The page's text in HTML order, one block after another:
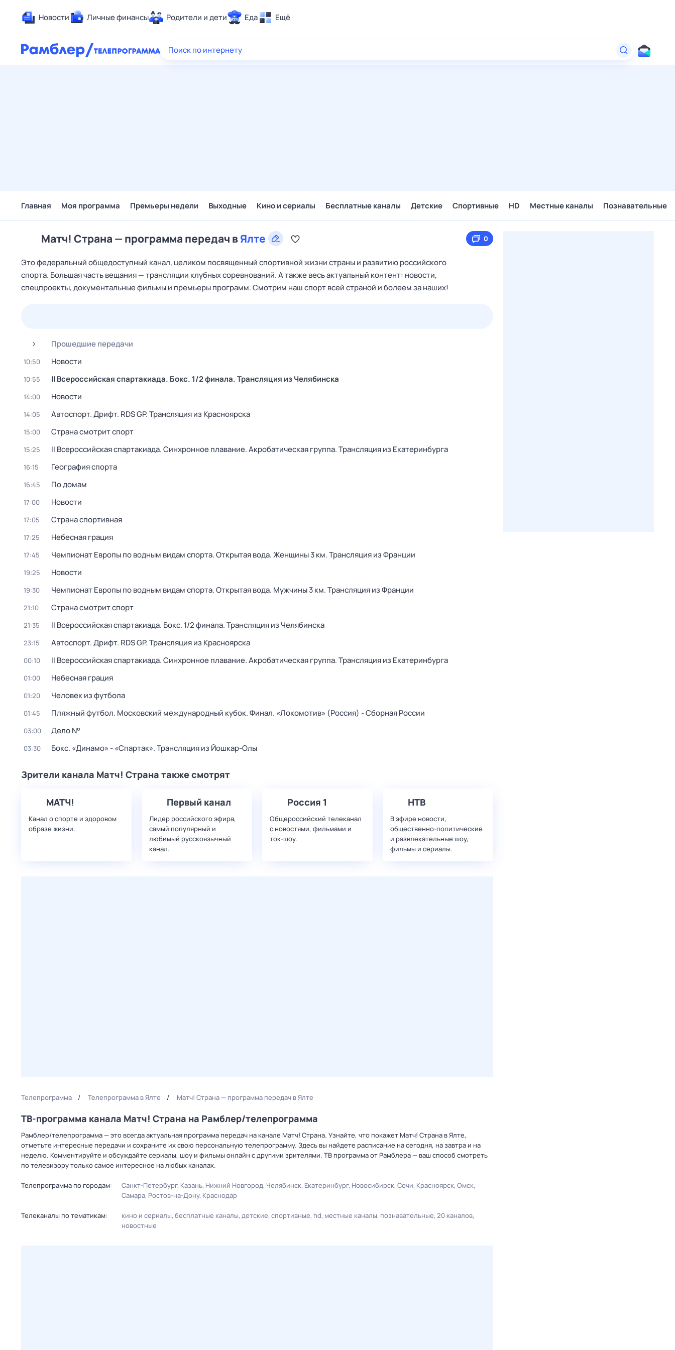
Новости Личные финансы Родители и дети Еда Ещё
Здоровье
Поиск по интернету
Главная Моя программа Премьеры недели Выходные Кино и сериалы Бесплатные каналы Детские Спортивные HD Местные каналы Познавательные
Матч! Страна — программа передач вЯлте 0
Это федеральный общедоступный канал, целиком посвященный спортивной жизни страны и развитию российского
спорта. Большая часть вещания — трансляции клубных соревнований. А также весь актуальный контент: новости,
спецпроекты, документальные фильмы и премьеры программ. Смотрим наш спорт всей страной и болеем за наших!
Прошедшие передачи
10:50 Новости
10:55 II Всероссийская спартакиада. Бокс. 1/2 финала. Трансляция из Челябинска
14:00 Новости
14:05 Автоспорт. Дрифт. RDS GP. Трансляция из Красноярска
15:00 Страна смотрит спорт
15:25 II Всероссийская спартакиада. Синхронное плавание. Акробатическая группа. Трансляция из Екатеринбурга
16:15 География спорта
16:45 По домам
17:00 Новости
17:05 Страна спортивная
17:25 Небесная грация
17:45 Чемпионат Европы по водным видам спорта. Открытая вода. Женщины 3 км. Трансляция из Франции
19:25 Новости
19:30 Чемпионат Европы по водным видам спорта. Открытая вода. Мужчины 3 км. Трансляция из Франции
21:10 Страна смотрит спорт
21:35 II Всероссийская спартакиада. Бокс. 1/2 финала. Трансляция из Челябинска
23:15 Автоспорт. Дрифт. RDS GP. Трансляция из Красноярска
00:10 II Всероссийская спартакиада. Синхронное плавание. Акробатическая группа. Трансляция из Екатеринбурга
01:00 Небесная грация
01:20 Человек из футбола
01:45 Пляжный футбол. Московский международный кубок. Финал. «Локомотив» (Россия) - Сборная России
03:00 Дело №
03:30 Бокс. «Динамо» - «Спартак». Трансляция из Йошкар-Олы
Зрители канала Матч! Страна также смотрят
МАТЧ!
Канал о спорте и здоровом
образе жизни.
Первый канал
Лидер российского эфира,
самый популярный и
любимый русскоязычный
канал.
Россия 1
Общероссийский телеканал
с новостями, фильмами и
ток-шоу.
НТВ
В эфире новости,
общественно-политические
и развлекательные шоу,
фильмы и сериалы.
Телепрограмма Телепрограмма в Ялте Матч! Страна — программа передач в Ялте
ТВ-программа канала Матч! Страна на Рамблер/телепрограмма
Рамблер/телепрограмма — это всегда актуальная программа передач на канале Матч! Страна. Узнайте, что покажет Матч! Страна в Ялте,
отметьте интересные передачи и сохраните их свою персональную телепрограмму. Здесь вы найдете расписание на сегодня, на завтра и на
неделю. Комментируйте и обсуждайте сериалы, шоу и фильмы онлайн с другими зрителями. ТВ программа от Рамблера — ваш способ смотреть
по телевизору только самое интересное на любых каналах.
Телепрограмма по городам: Санкт-Петербург Казань Нижний Новгород Челябинск Екатеринбург Новосибирск Сочи Красноярск Омск
Самара Ростов-на-Дону Краснодар
Телеканалы по тематикам: кино и сериалы бесплатные каналы детские спортивные hd местные каналы познавательные 20 каналов
новостные